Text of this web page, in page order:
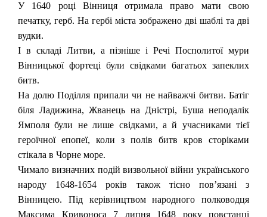
У 1640 році Вінниця отримала право мати свою
печатку, герб. На гербі міста зображено дві шаблі та дві
вудки.
І в складі Литви, а пізніше і Речі Посполитої мури
Вінницької фортеці були свідками багатьох запеклих
битв.
На долю Поділля припали чи не найважчі битви. Батіг
біля Ладижина, Жванець на Дністрі, Буша неподалік
Ямполя були не лише свідками, а й учасниками тієї
героїчної епопеї, коли з полів битв кров сторіками
стікала в Чорне море.
Чимало визначних подій визвольної війни українського
народу 1648-1654 років також тісно пов’язані з
Вінницею. Під керівництвом народного полководця
Максима Кривоноса 7 липня 1648 року повстанці